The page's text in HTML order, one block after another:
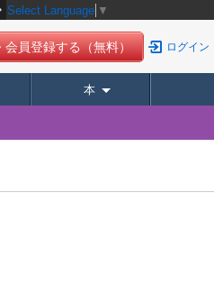
Select Language ▼
会員登録する（無料） ログイン
本